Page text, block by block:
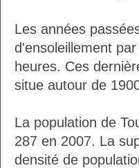
Les années
d'ensoleillement
heures. Ces
situe autour de
La population de
287 en 2007. La
densité de